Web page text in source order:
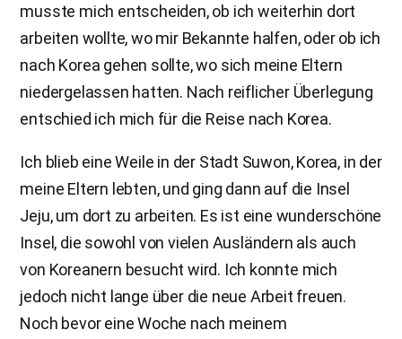
musste mich entscheiden, ob ich weiterhin dort
arbeiten wollte, wo mir Bekannte halfen, oder ob ich
nach Korea gehen sollte, wo sich meine Eltern
niedergelassen hatten. Nach reiflicher Überlegung
entschied ich mich für die Reise nach Korea.
Ich blieb eine Weile in der Stadt Suwon, Korea, in der
meine Eltern lebten, und ging dann auf die Insel
Jeju, um dort zu arbeiten. Es ist eine wunderschöne
Insel, die sowohl von vielen Ausländern als auch
von Koreanern besucht wird. Ich konnte mich
jedoch nicht lange über die neue Arbeit freuen.
Noch bevor eine Woche nach meinem